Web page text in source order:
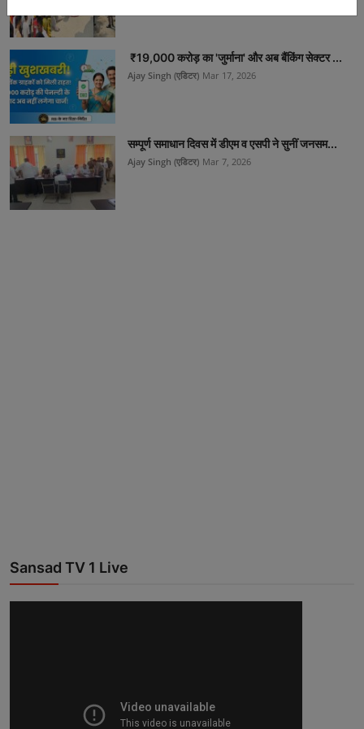
₹19,000 करोड़ का 'जुर्माना' और अब बैंकिंग सेक्टर ...
Ajay Singh (एडिटर) Mar 17, 2026
सम्पूर्ण समाधान दिवस में डीएम व एसपी ने सुनीं जनसम...
Ajay Singh (एडिटर) Mar 7, 2026
Sansad TV 1 Live